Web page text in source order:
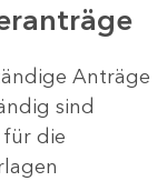
Anträge
sind
für die